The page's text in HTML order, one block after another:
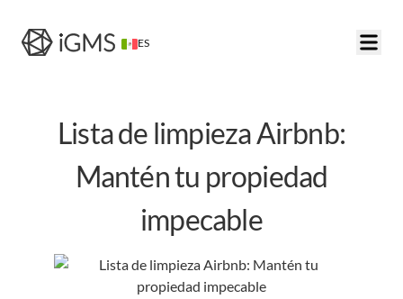
ES
Lista de limpieza Airbnb:
Mantén tu propiedad
impecable